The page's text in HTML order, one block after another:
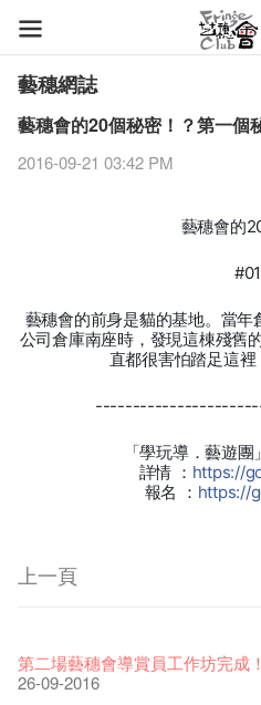
藝穗網誌
藝穗會的20個秘密！？第一個
2016-09-21 03:42 PM
藝穗會的
#01
藝穗會的前身是貓的基地。當
公司倉庫南座時，發現這棟殘舊
直都很害怕踏足這裡
「學玩導．藝遊
詳情 ： https://
報名 ： https://
上一頁
11-12-2025
07-12-2020
17-03-2020
23-05-2019
19-12-2018
22-03-2018
曬藝術@藝穗會
01-11-2017
情詩一首
24-07-2017
藝穗會仝人敬賀各位：丁酉年新
24-01-2017
【藝穗會的20個秘密】#16 排氣
16-11-2016
【藝穗會的20個秘密】#08 為什
Colette’s?
第二場藝穗會導賞員工作坊完成！
26-09-2016